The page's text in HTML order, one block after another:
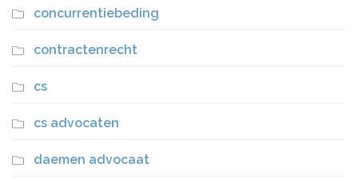
concurrentiebeding
contractenrecht
cs
cs advocaten
daemen advocaat